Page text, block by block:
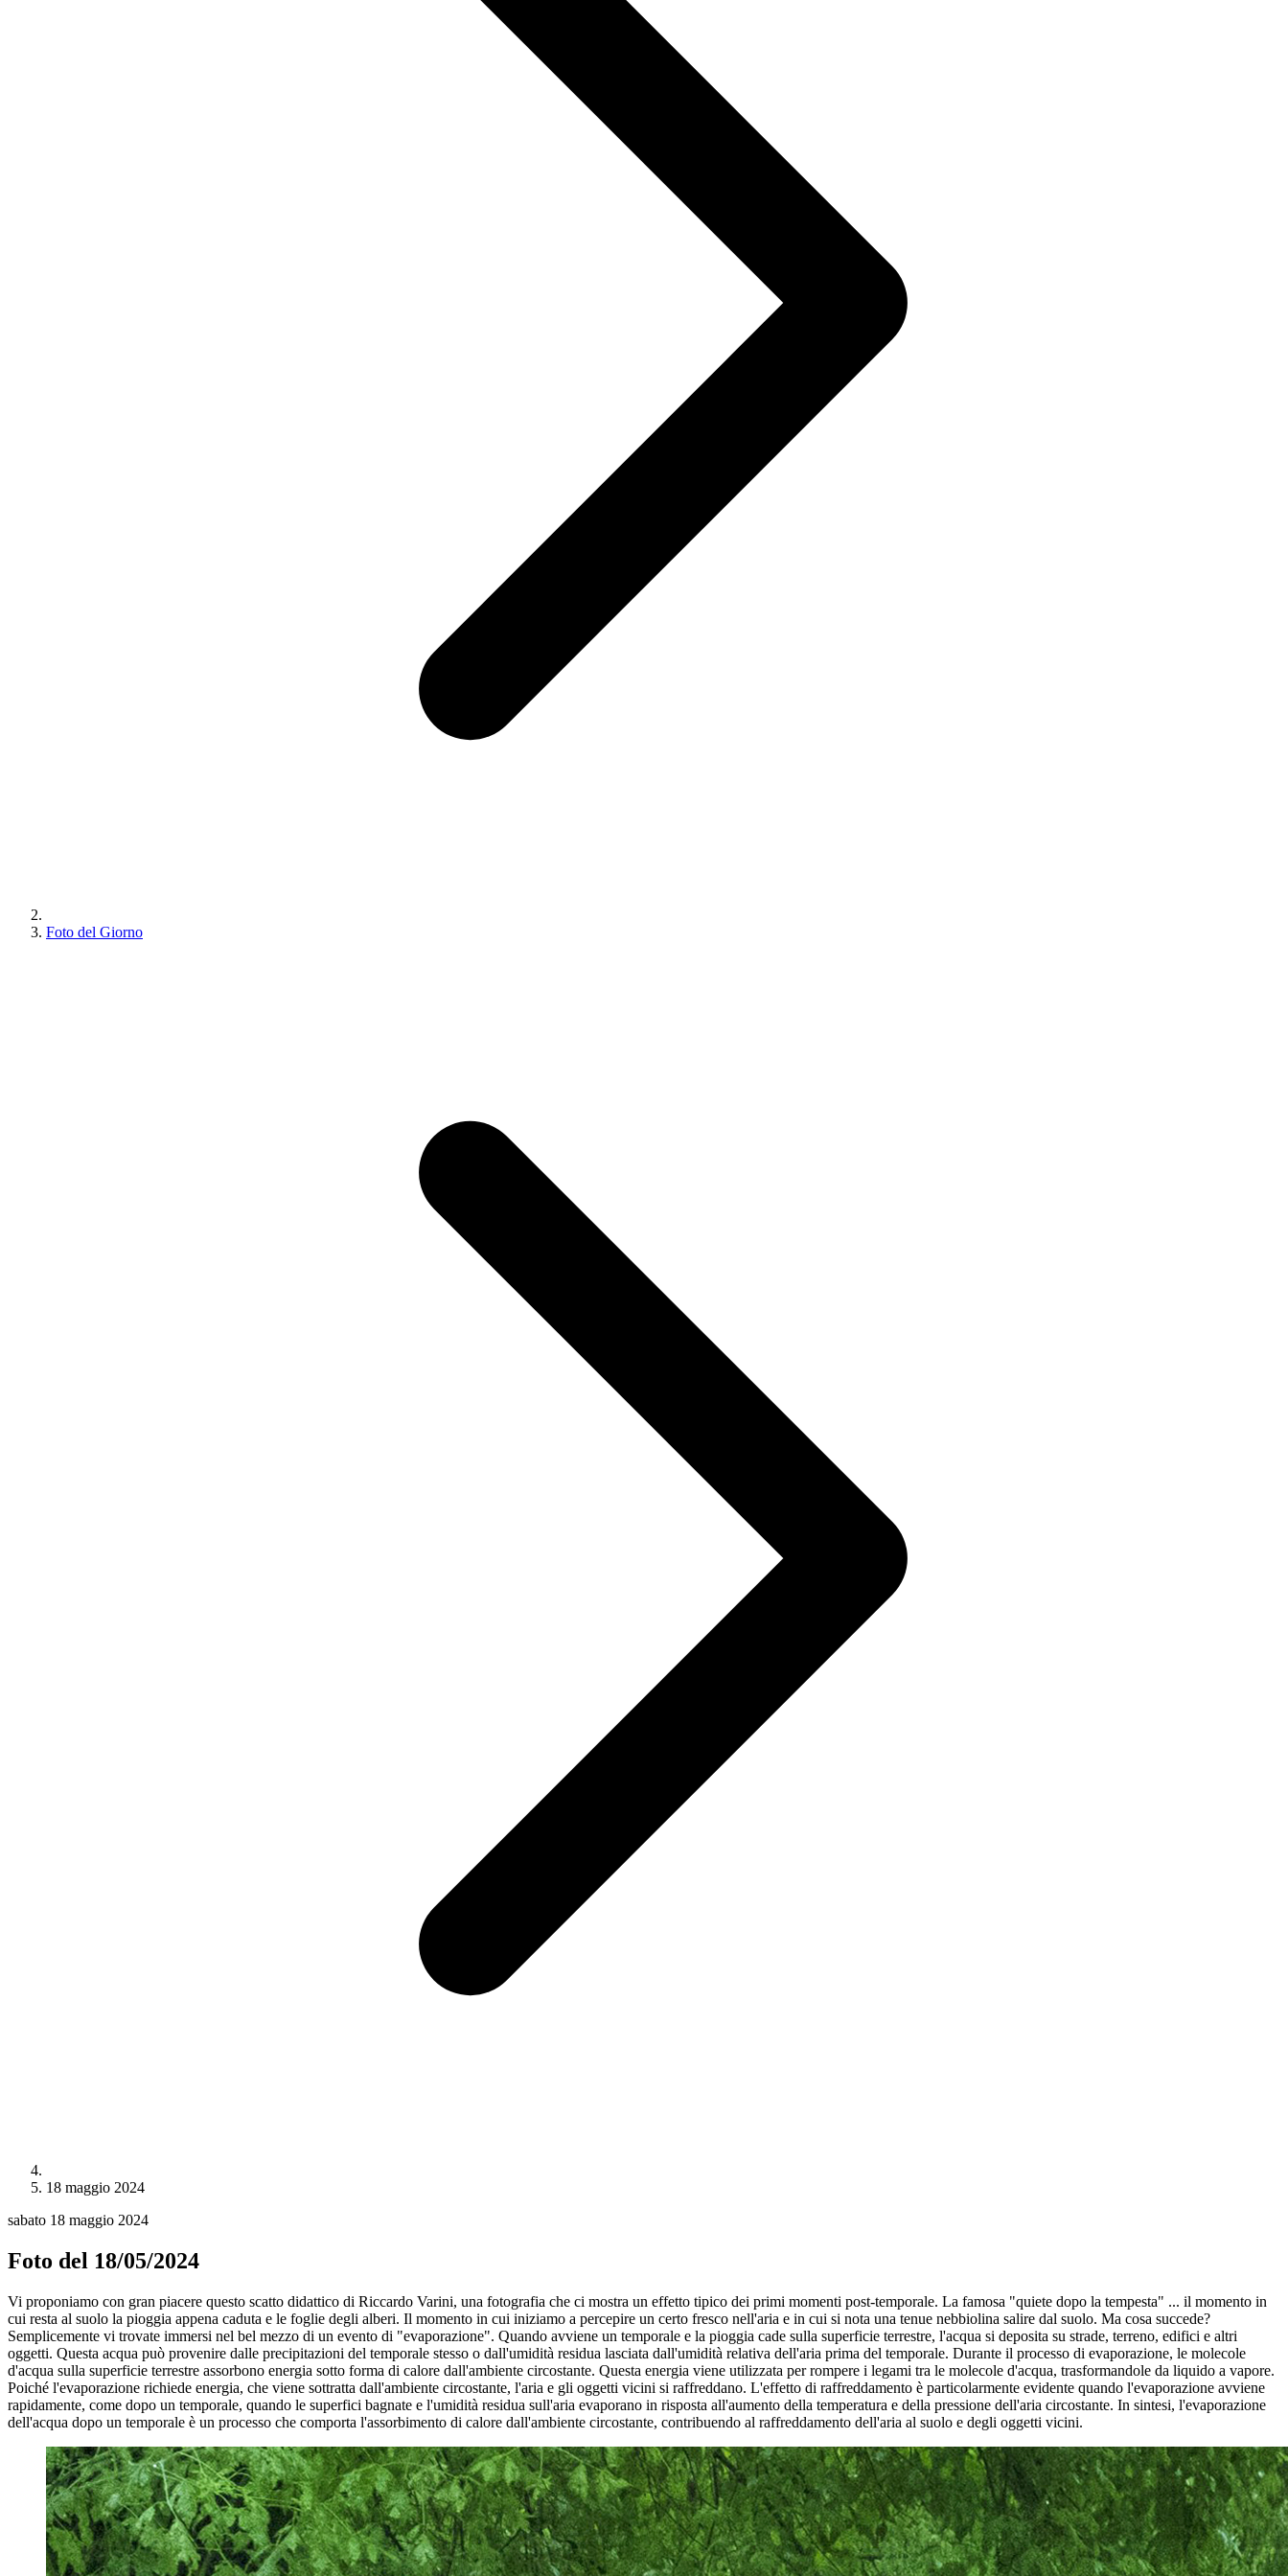
Foto del Giorno
18 maggio 2024
sabato 18 maggio 2024
Foto del 18/05/2024
Vi proponiamo con gran piacere questo scatto didattico di Riccardo Varini, una fotografia che ci mostra un effetto tipico dei primi momenti post-temporale. La famosa "quiete dopo la tempesta" ... il momento in
cui resta al suolo la pioggia appena caduta e le foglie degli alberi. Il momento in cui iniziamo a percepire un certo fresco nell'aria e in cui si nota una tenue nebbiolina salire dal suolo. Ma cosa succede?
Semplicemente vi trovate immersi nel bel mezzo di un evento di "evaporazione". Quando avviene un temporale e la pioggia cade sulla superficie terrestre, l'acqua si deposita su strade, terreno, edifici e altri
oggetti. Questa acqua può provenire dalle precipitazioni del temporale stesso o dall'umidità residua lasciata dall'umidità relativa dell'aria prima del temporale. Durante il processo di evaporazione, le molecole
d'acqua sulla superficie terrestre assorbono energia sotto forma di calore dall'ambiente circostante. Questa energia viene utilizzata per rompere i legami tra le molecole d'acqua, trasformandole da liquido a vapore.
Poiché l'evaporazione richiede energia, che viene sottratta dall'ambiente circostante, l'aria e gli oggetti vicini si raffreddano. L'effetto di raffreddamento è particolarmente evidente quando l'evaporazione avviene
rapidamente, come dopo un temporale, quando le superfici bagnate e l'umidità residua sull'aria evaporano in risposta all'aumento della temperatura e della pressione dell'aria circostante. In sintesi, l'evaporazione
dell'acqua dopo un temporale è un processo che comporta l'assorbimento di calore dall'ambiente circostante, contribuendo al raffreddamento dell'aria al suolo e degli oggetti vicini.